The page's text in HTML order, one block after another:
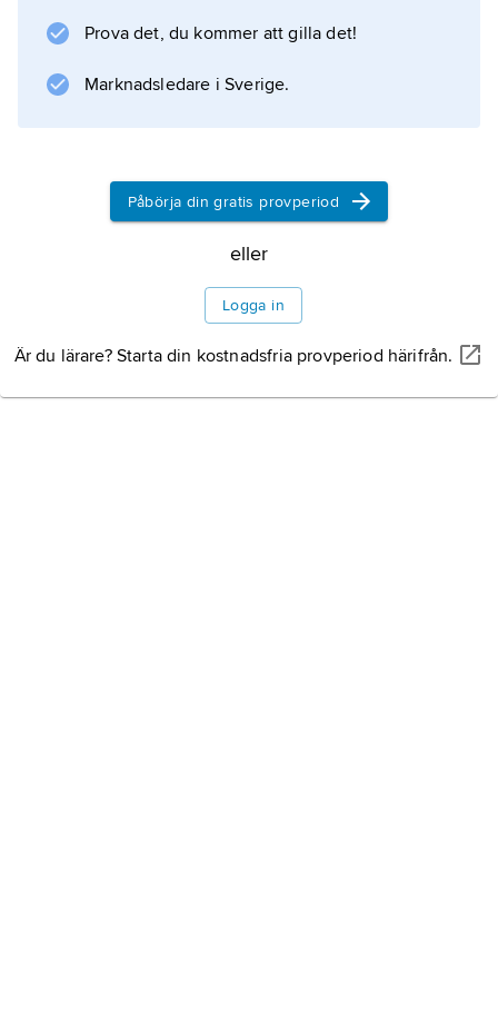
(1915). Han var också verksam som
översättare, i synnerhet från franskan.
Information om artikeln
Prova det, du kommer att gilla det!
Marknadsledare i Sverige.
Påbörja din gratis provperiod
eller
Logga in
Är du lärare? Starta din kostnadsfria provperiod härifrån.